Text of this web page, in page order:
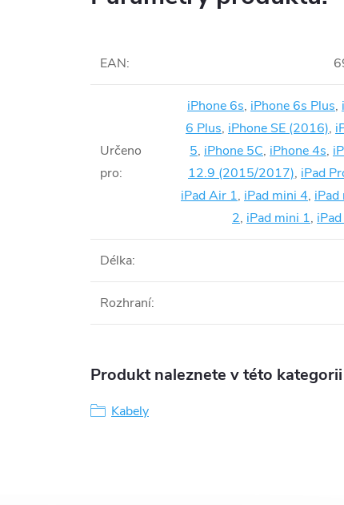
EAN:
Určeno
pro:
iPhone 6s, iPhone 6s Plus,
6 Plus, iPhone SE (2016),
5, iPhone 5C, iPhone 4s,
12.9 (2015/2017), iPad
iPad Air 1, iPad mini 4, iPad
2, iPad mini 1,
Délka:
Rozhraní:
Produkt naleznete v této kategorii
Kabely